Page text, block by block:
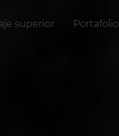
superior Portafolio